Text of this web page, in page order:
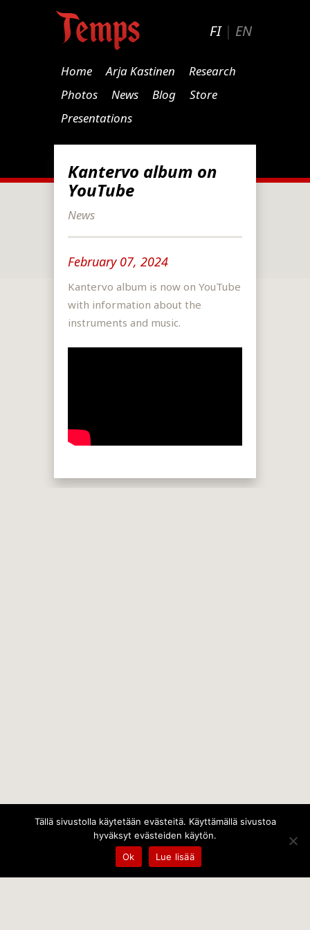
FI| EN
Home Arja Kastinen
Research
Photos
News Blog
Store
Presentations
Kantervo album on
YouTube
News
February 07, 2024
Kantervo album is now on YouTube
with information about the
instruments and music.
Tällä sivustolla käytetään evästeitä. Käyttämällä sivustoa
hyväksyt evästeiden käytön.
Ok
Lue lisää